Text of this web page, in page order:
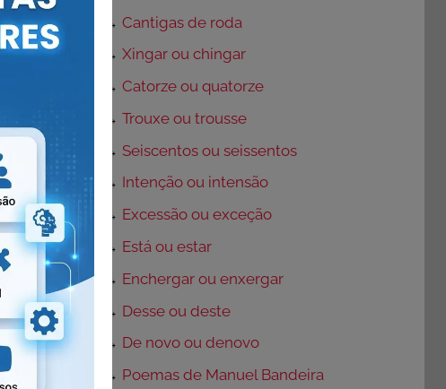
o
→Cantigas de roda
→Xingar ou chingar
→Catorze ou quatorze
→Trouxe ou trousse
→ Seiscentos ou seissentos
→ Intenção ou intensão
→ Excessão ou exceção
→ Está ou estar
→ Enchergar ou enxergar
→ Desse ou deste
→ De novo ou denovo
→ Poemas de Manuel Bandeira